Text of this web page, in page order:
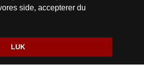
side, accepterer du
LUK